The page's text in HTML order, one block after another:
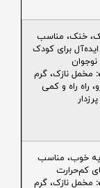
خنک، مناسب
برای کودک
نوجوان
مخمل نازک، گرم
راه راه و کمی
پرزدار
خوب، مناسب
کم‌حرارت
مخمل نازک، گرم